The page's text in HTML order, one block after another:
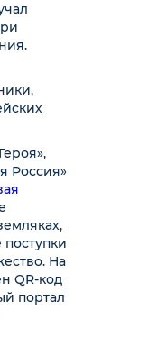
Россия»
На
QR-код
портал